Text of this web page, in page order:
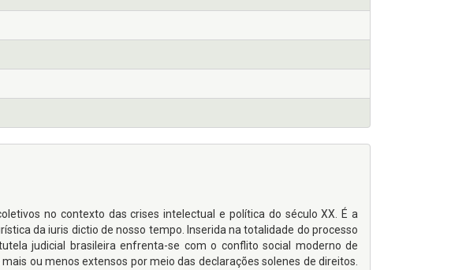
no contexto das crises intelectual e política do século XX. É a
da iuris dictio de nosso tempo. Inserida na totalidade do processo
judicial brasileira enfrenta-se com o conflito social moderno de
ou menos extensos por meio das declarações solenes de direitos.